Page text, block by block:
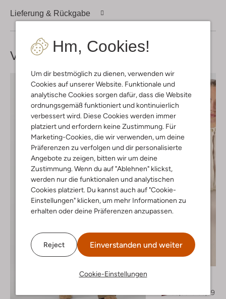
Hm, Cookies!
Um dir bestmöglich zu dienen, verwenden wir
Cookies auf unserer Website. Funktionale und
analytische Cookies sorgen dafür, dass die Website
ordnungsgemäß funktioniert und kontinuierlich
verbessert wird. Diese Cookies werden immer
platziert und erfordern keine Zustimmung. Für
Marketing-Cookies, die wir verwenden, um deine
Präferenzen zu verfolgen und dir personalisierte
Angebote zu zeigen, bitten wir um deine
Zustimmung. Wenn du auf "Ablehnen" klickst,
werden nur die funktionalen und analytischen
Cookies platziert. Du kannst auch auf "Cookie-
Einstellungen" klicken, um mehr Informationen zu
erhalten oder deine Präferenzen anzupassen.
Reject Einverstanden und weiter
Cookie-Einstellungen
Lieferung & Rückgabe
Vervollständige deinenLook
-60%
€ 55,99